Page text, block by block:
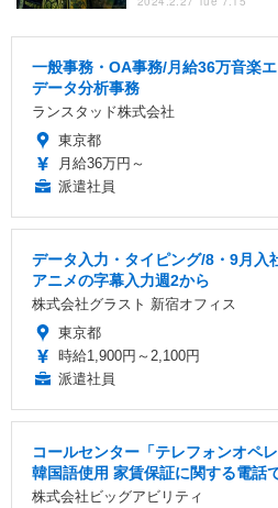
一般事務・OA事務/月給36万音楽
データ分析事務
ランスタッド株式会社
東京都
月給36万円～
派遣社員
データ入力・タイピング/8・9月入
アニメの字幕入力週2から
株式会社グラスト 新宿オフィス
東京都
時給1,900円～2,100円
派遣社員
コールセンター「テレフォンオペ
韓国語使用 家賃保証に関する電話
株式会社ビッグアビリティ